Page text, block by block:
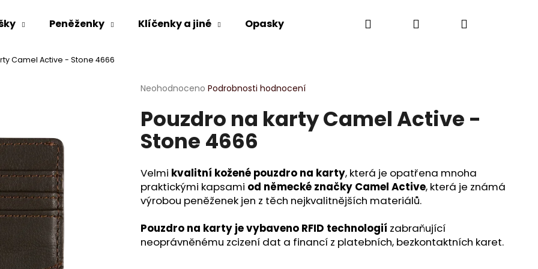
Peněženky Klíčenky a jiné Opasky Novinky
Hledat PřihlášeníNákupní
Camel Active - Stone 4666
Průměrné
produktu
je
0,0
z
hvězdiček.
Neohodnoceno Podrobnosti hodnocení
Pouzdro na karty Camel Active -
Stone 4666
Velmi kvalitní kožené pouzdro na karty, která je opatřena mnoha
praktickými kapsami od německé značky Camel Active, která je známá
výrobou peněženek jen z těch nejkvalitnějších materiálů.
Pouzdro na karty je vybaveno RFID technologií zabraňující
neoprávněnému zcizení dat a financí z platebních, bezkontaktních karet.
Co potřebujete najít?
HLEDAT
Doporučujeme